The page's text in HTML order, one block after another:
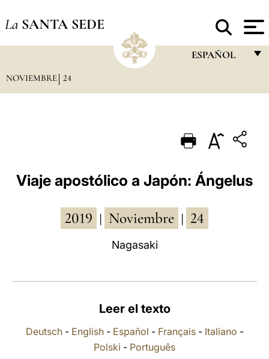
La SANTA SEDE
ESPAÑOL
PORTUGUÊS
ESPAÑOL
POLSKI
NOVIEMBRE 24
Viaje apostólico a Japón: Ángelus
2019 Noviembre 24
Nagasaki
Leer el texto
Deutsch- English- Español - Français- Italiano -
Polski - Português